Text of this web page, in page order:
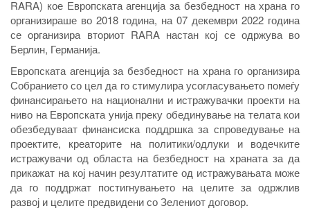
RARA) кое Европската агенција за безбедност на храна го
организираше во 2018 година, на 07 декември 2022 година
се организира вториот RARA настан кој се одржува во
Берлин, Германија.
Европската агенција за безбедност на храна го организира
Собранието со цел да го стимулира усогласувањето помеѓу
финансирањето на национални и истражувачки проекти на
ниво на Европската унија преку обединување на телата кои
обезбедуваат финансиска поддршка за спроведување на
проектите, креаторите на политики/одлуки и водечките
истражувачи од областа на безбедност на храната за да
прикажат на кој начин резултатите од истражувањата може
да го поддржат постигнувањето на целите за одржлив
развој и целите предвидени со Зелениот договор.